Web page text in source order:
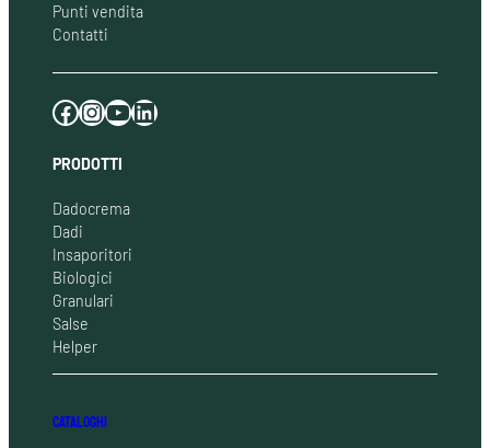
Punti vendita
Contatti
Facebook Instagram YouTube LinkedIn
PRODOTTI
Dadocrema
Dadi
Insaporitori
Biologici
Granulari
Salse
Helper
CATALOGHI